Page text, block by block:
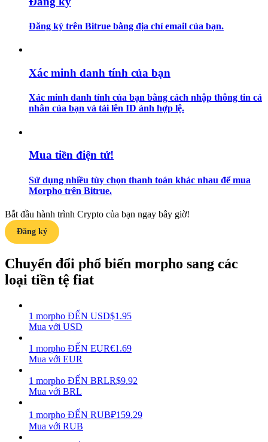
Hướng dẫn
Học cách duy trì lợi nhuận
Power Piggy
Làm cho tài sản của bạn tăng giá trị đều đặn
Đăng ký trên Bitrue bằng địa chỉ email của bạn.
Xác minh danh tính của bạn
Xác minh danh tính của bạn bằng cách nhập thông tin cá
nhân của bạn và tải lên ID ảnh hợp lệ.
Mua tiền điện tử!
Sử dụng nhiều tùy chọn thanh toán khác nhau để mua
Morpho trên Bitrue.
Bắt đầu hành trình Crypto của bạn ngay bây giờ!
Đăng ký
Chuyển đổi phổ biến morpho sang các
loại tiền tệ fiat
1 morpho ĐẾN USD$1.95
Mua với USD
1 morpho ĐẾN EUR€1.69
Mua với EUR
1 morpho ĐẾN BRLR$9.92
Mua với BRL
1 morpho ĐẾN RUB₽159.29
Mua với RUB